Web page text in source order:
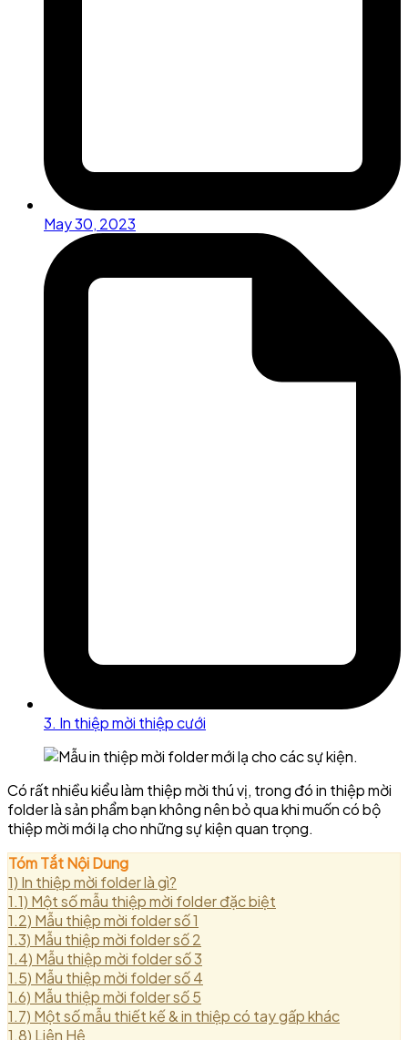
May 30, 2023
3. In thiệp mời thiệp cưới
Có rất nhiều kiểu làm thiệp mời thú vị, trong đó in thiệp mời
folder là sản phẩm bạn không nên bỏ qua khi muốn có bộ
thiệp mời mới lạ cho những sự kiện quan trọng.
Tóm Tắt Nội Dung
1) In thiệp mời folder là gì?
1.1) Một số mẫu thiệp mời folder đặc biệt
1.2) Mẫu thiệp mời folder số 1
1.3) Mẫu thiệp mời folder số 2
1.4) Mẫu thiệp mời folder số 3
1.5) Mẫu thiệp mời folder số 4
1.6) Mẫu thiệp mời folder số 5
1.7) Một số mẫu thiết kế & in thiệp có tay gấp khác
1.8) Liên Hệ